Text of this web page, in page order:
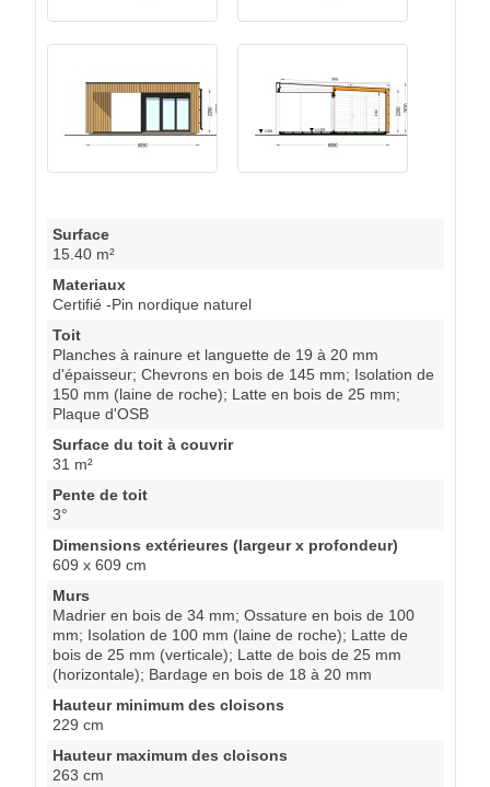
Surface
15.40 m²
Materiaux
Certifié -Pin nordique naturel
Toit
Planches à rainure et languette de 19 à 20 mm
d'épaisseur; Chevrons en bois de 145 mm; Isolation de
150 mm (laine de roche); Latte en bois de 25 mm;
Plaque d'OSB
Surface du toit à couvrir
31 m²
Pente de toit
3°
Dimensions extérieures (largeur x profondeur)
609 x 609 cm
Murs
Madrier en bois de 34 mm; Ossature en bois de 100
mm; Isolation de 100 mm (laine de roche); Latte de
bois de 25 mm (verticale); Latte de bois de 25 mm
(horizontale); Bardage en bois de 18 à 20 mm
Hauteur minimum des cloisons
229 cm
Hauteur maximum des cloisons
263 cm